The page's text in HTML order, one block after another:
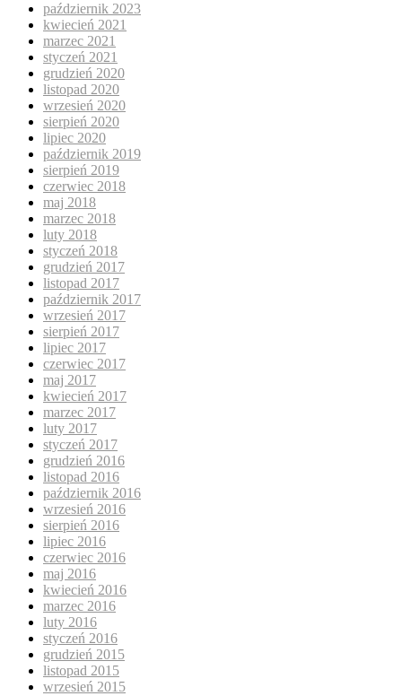
październik 2023
kwiecień 2021
marzec 2021
styczeń 2021
grudzień 2020
listopad 2020
wrzesień 2020
sierpień 2020
lipiec 2020
październik 2019
sierpień 2019
czerwiec 2018
maj 2018
marzec 2018
luty 2018
styczeń 2018
grudzień 2017
listopad 2017
październik 2017
wrzesień 2017
sierpień 2017
lipiec 2017
czerwiec 2017
maj 2017
kwiecień 2017
marzec 2017
luty 2017
styczeń 2017
grudzień 2016
listopad 2016
październik 2016
wrzesień 2016
sierpień 2016
lipiec 2016
czerwiec 2016
maj 2016
kwiecień 2016
marzec 2016
luty 2016
styczeń 2016
grudzień 2015
listopad 2015
wrzesień 2015